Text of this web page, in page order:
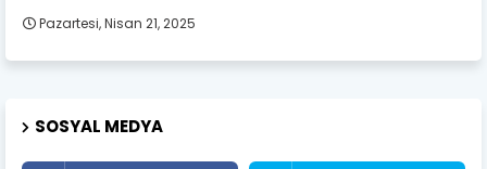
Pazartesi, Nisan 21, 2025
SOSYAL MEDYA